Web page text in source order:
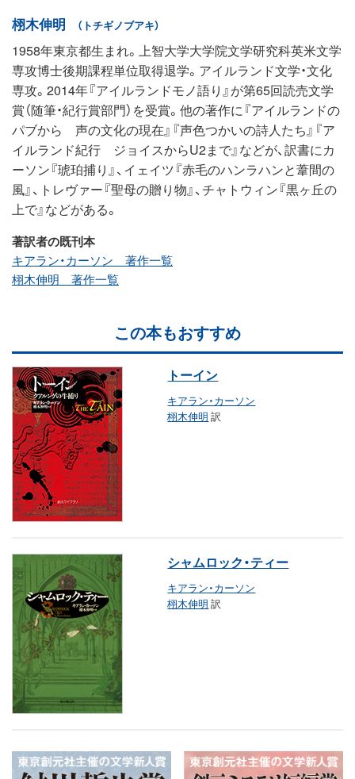
栩木伸明 （トチギノブアキ）
1958年東京都生まれ。上智大学大学院文学研究科英米文学
専攻博士後期課程単位取得退学。アイルランド文学・文化
専攻。2014年『アイルランドモノ語り』が第65回読売文学
賞（随筆・紀行賞部門）を受賞。他の著作に『アイルランドの
パブから 声の文化の現在』『声色つかいの詩人たち』『ア
イルランド紀行 ジョイスからU2まで』などが、訳書にカ
ーソン『琥珀捕り』、イェイツ『赤毛のハンラハンと葦間の
風』、トレヴァー『聖母の贈り物』、チャトウィン『黒ヶ丘の
上で』などがある。
著訳者の既刊本
キアラン・カーソン 著作一覧
栩木伸明 著作一覧
この本もおすすめ
トーイン
キアラン・カーソン
栩木伸明 訳
シャムロック・ティー
キアラン・カーソン
栩木伸明 訳